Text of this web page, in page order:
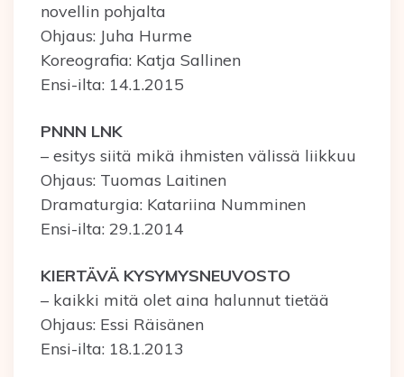
novellin pohjalta
Ohjaus: Juha Hurme
Koreografia: Katja Sallinen
Ensi-ilta: 14.1.2015
PNNN LNK
– esitys siitä mikä ihmisten välissä liikkuu
Ohjaus: Tuomas Laitinen
Dramaturgia: Katariina Numminen
Ensi-ilta: 29.1.2014
KIERTÄVÄ KYSYMYSNEUVOSTO
– kaikki mitä olet aina halunnut tietää
Ohjaus: Essi Räisänen
Ensi-ilta: 18.1.2013